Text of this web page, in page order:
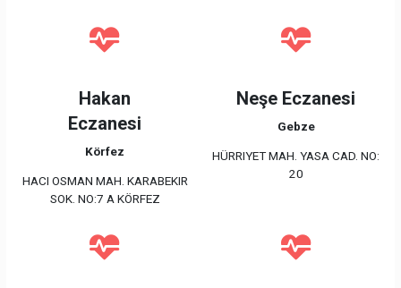
Hakan
Eczanesi
Körfez
HACI OSMAN MAH. KARABEKIR
SOK. NO:7 A KÖRFEZ
Neşe Eczanesi
Gebze
HÜRRIYET MAH. YASA CAD. NO:
20